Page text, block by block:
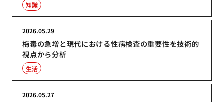
知識
梅毒の急増と現代における性病検査の重要性を技術的
視点から分析
2026.05.29
生活
2026.05.27